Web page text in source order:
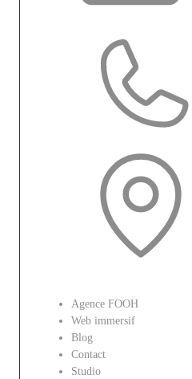
Agence FOOH
Web immersif
Blog
Contact
Studio